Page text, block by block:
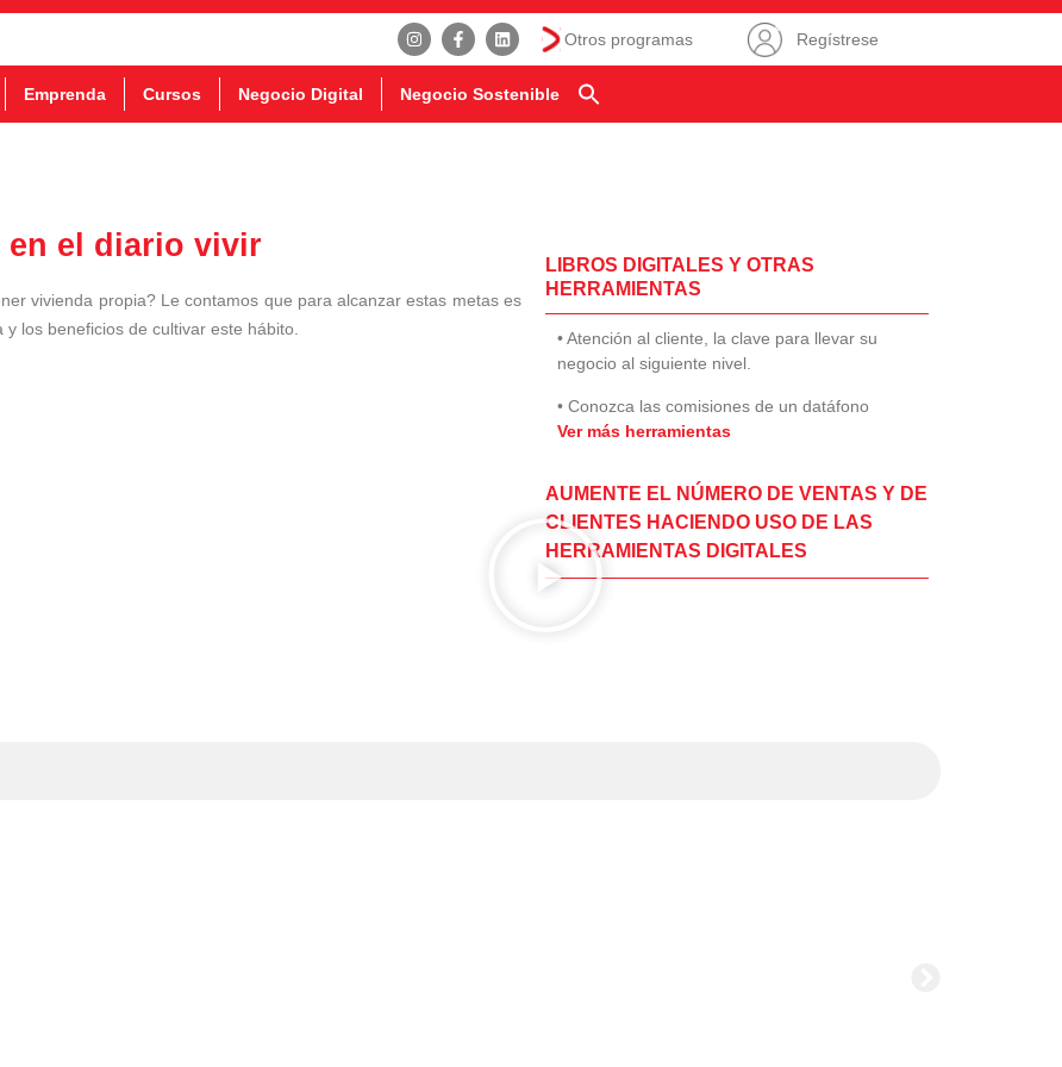
Otros programas Regístrese
Emprenda Cursos Negocio Digital Negocio Sostenible
el diario vivir
vivienda propia? Le contamos que para alcanzar estas metas es
los beneficios de cultivar este hábito.
LIBROS DIGITALES Y OTRAS
HERRAMIENTAS
• Atención al cliente, la clave para llevar su
negocio al siguiente nivel.
• Conozca las comisiones de un datáfono
Ver más herramientas
AUMENTE EL NÚMERO DE VENTAS Y DE
CLIENTES HACIENDO USO DE LAS
HERRAMIENTAS DIGITALES